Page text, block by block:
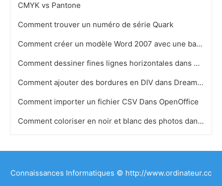
CMYK vs Pantone
Comment trouver un numéro de série Quark
Comment créer un modèle Word 2007 avec une base Attached
Comment dessiner fines lignes horizontales dans Photoshop
Comment ajouter des bordures en DIV dans Dreamweaver
Comment importer un fichier CSV Dans OpenOffice
Comment coloriser en noir et blanc des photos dans Photoshop
Connaissances Informatiques © http://www.ordinateur.cc